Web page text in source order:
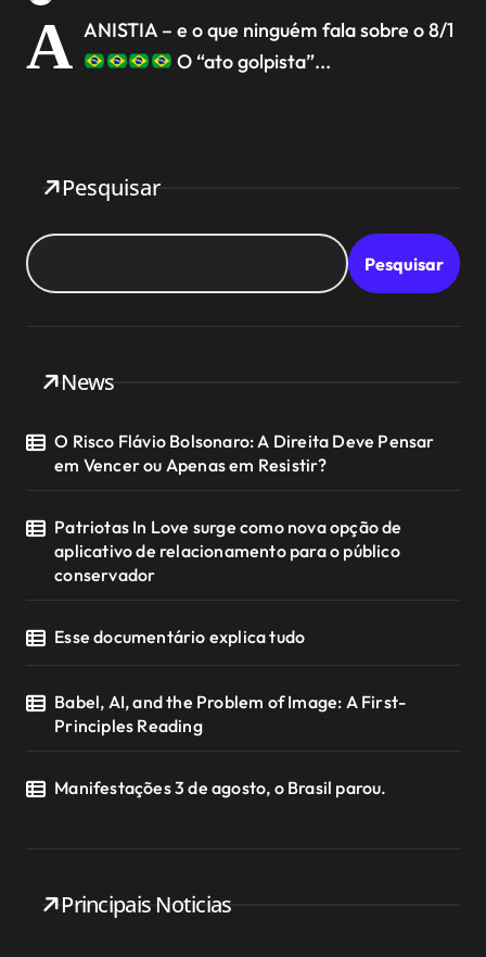
A ANISTIA – e o que ninguém fala sobre o 8/1
O “ato golpista”...
Pesquisar
Pesquisar
News
O Risco Flávio Bolsonaro: A Direita Deve Pensar
em Vencer ou Apenas em Resistir?
Patriotas In Love surge como nova opção de
aplicativo de relacionamento para o público
conservador
Esse documentário explica tudo
Babel, AI, and the Problem of Image: A First-
Principles Reading
Manifestações 3 de agosto, o Brasil parou.
Principais Noticias